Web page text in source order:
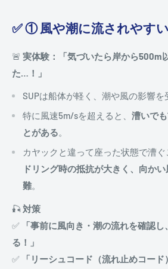
✅ ① 風や潮に流されやすい
🚨 実体験：「気づいたら岸から500m
た…！」
SUPは船体が軽く、潮や風の影響を
特に風速5m/sを超えると、 漕いで
とがある。
カヤックと違って座った状態で漕ぐ
ドリング時の抵抗が大きく、向か
難。
🎣 対策
✅
「事前に風向き・潮の流れを確認
る！」
✅
「リーシュコード（流れ止めコード